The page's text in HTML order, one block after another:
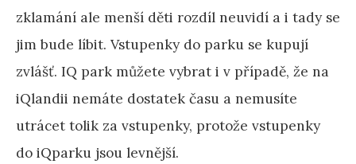
zklamání ale menší děti rozdíl neuvidí a i tady se
jim bude líbit. Vstupenky do parku se kupují
zvlášť. IQ park můžete vybrat i v případě, že na
iQlandii nemáte dostatek času a nemusíte
utrácet tolik za vstupenky, protože vstupenky
do iQparku jsou levnější.